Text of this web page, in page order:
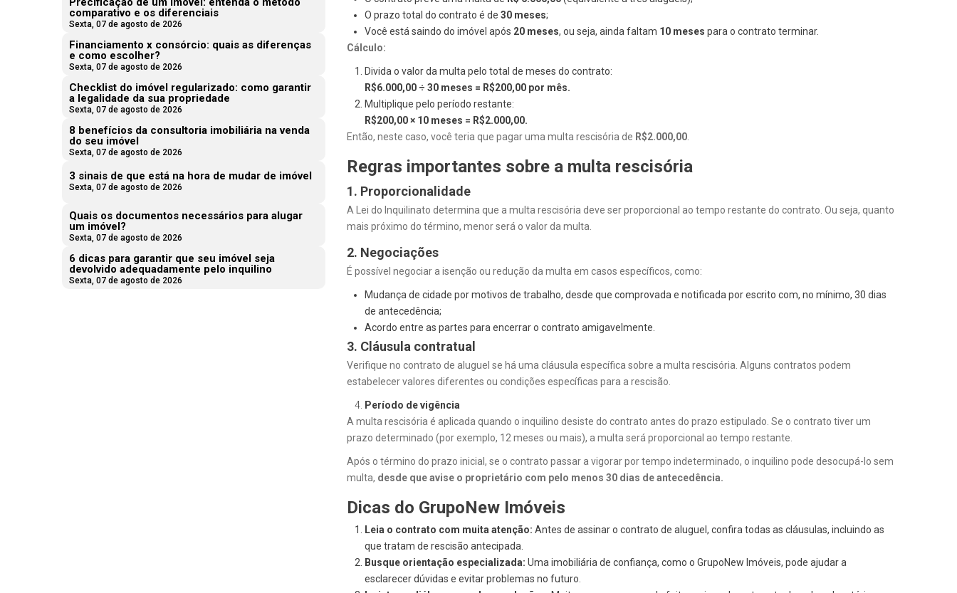
comparativo e os diferenciais
Sexta, 07 de agosto de 2026
Financiamento x consórcio: quais as diferenças
e como escolher?
Sexta, 07 de agosto de 2026
Checklist do imóvel regularizado: como garantir
a legalidade da sua propriedade
Sexta, 07 de agosto de 2026
8 benefícios da consultoria imobiliária na venda
do seu imóvel
Sexta, 07 de agosto de 2026
3 sinais de que está na hora de mudar de imóvel
Sexta, 07 de agosto de 2026
Quais os documentos necessários para alugar
um imóvel?
Sexta, 07 de agosto de 2026
6 dicas para garantir que seu imóvel seja
devolvido adequadamente pelo inquilino
Sexta, 07 de agosto de 2026
O prazo total do contrato é de 30 meses;
Você está saindo do imóvel após 20 meses, ou seja, ainda faltam 10 meses para o contrato terminar.
Cálculo:
Divida o valor da multa pelo total de meses do contrato:
R$6.000,00 ÷ 30 meses = R$200,00 por mês.
Multiplique pelo período restante:
R$200,00 × 10 meses = R$2.000,00.
Então, neste caso, você teria que pagar uma multa rescisória de R$2.000,00
Regras importantes sobre a multa rescisória
1. Proporcionalidade
A Lei do Inquilinato determina que a multa rescisória deve ser proporcional ao tempo restante do contrato. Ou seja, quanto
mais próximo do término, menor será o valor da multa.
2. Negociações
É possível negociar a isenção ou redução da multa em casos específicos, como:
Mudança de cidade por motivos de trabalho, desde que comprovada e notificada por escrito com, no mínimo, 30 dias
de antecedência;
Acordo entre as partes para encerrar o contrato amigavelmente.
3. Cláusula contratual
Verifique no contrato de aluguel se há uma cláusula específica sobre a multa rescisória. Alguns contratos podem
estabelecer valores diferentes ou condições específicas para a rescisão.
Período de vigência
A multa rescisória é aplicada quando o inquilino desiste do contrato antes do prazo estipulado. Se o contrato tiver um
prazo determinado (por exemplo, 12 meses ou mais), a multa será proporcional ao tempo restante.
Após o término do prazo inicial, se o contrato passar a vigorar por tempo indeterminado, o inquilino pode desocupá-lo sem
multa, desde que avise o proprietário com pelo menos 30 dias de antecedência.
Dicas do GrupoNew Imóveis
Leia o contrato com muita atenção: Antes de assinar o contrato de aluguel, confira todas as cláusulas, incluindo as
que tratam de rescisão antecipada.
Busque orientação especializada: Uma imobiliária de confiança, como o GrupoNew Imóveis, pode ajudar a
esclarecer dúvidas e evitar problemas no futuro.